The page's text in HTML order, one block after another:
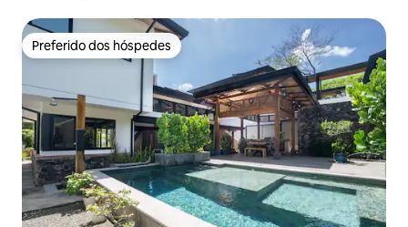
Preferido dos hóspedes
Preferido dos hóspedes